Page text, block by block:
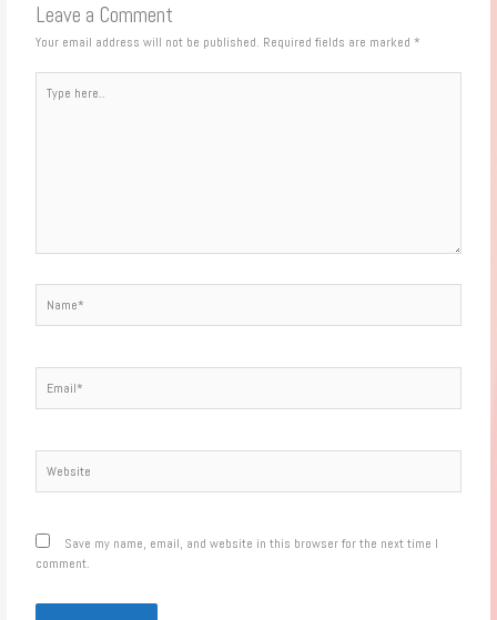
Leave a Comment
Your email address will not be published. Required fields are marked *
here..
Save my name, email, and website in this browser for the next time I
comment.